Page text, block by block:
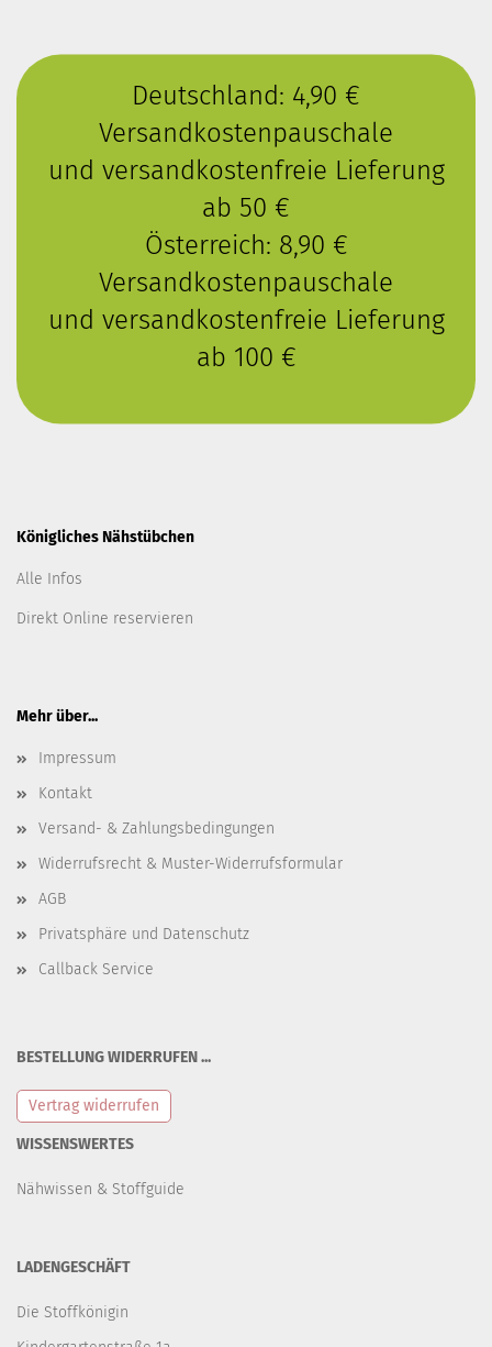
Deutschland: 4,90 €
Versandkostenpauschale
und versandkostenfreie Lieferung
ab 50 €
Österreich: 8,90 €
Versandkostenpauschale
und versandkostenfreie Lieferung
ab 100 €
Königliches Nähstübchen
Alle Infos
Direkt Online reservieren
Mehr über...
Impressum
Kontakt
Versand- & Zahlungsbedingungen
Widerrufsrecht & Muster-Widerrufsformular
AGB
Privatsphäre und Datenschutz
Callback Service
BESTELLUNG WIDERRUFEN ...
Vertrag widerrufen
WISSENSWERTES
Nähwissen & Stoffguide
LADENGESCHÄFT
Die Stoffkönigin